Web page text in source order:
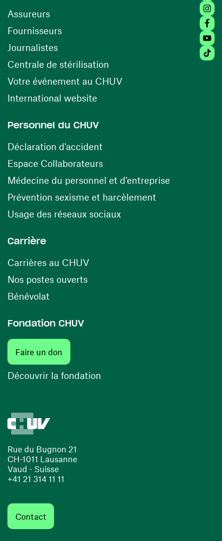
Rue du Bugnon 21
CH-1011 Lausanne
Vaud - Suisse
+41 21 314 11 11
Contact
Assureurs
Fournisseurs(ouvre une nouvelle fenêtre)
Journalistes
Centrale de stérilisation (ouvre une nouvelle
Votre événement au CHUV(ouvre une nouvelle
International website
Personnel du CHUV
Déclaration d'accident
Espace Collaborateurs(ouvre une nouvelle fenêtre)
Médecine du personnel et d’entreprise
Prévention sexisme et harcèlement
Usage des réseaux sociaux(ouvre une nouvelle
Carrière
Carrières au CHUV(ouvre une nouvelle fenêtre)
Nos postes ouverts(ouvre une nouvelle fenêtre)
Bénévolat
Fondation CHUV
Faire un don
Découvrir la fondation